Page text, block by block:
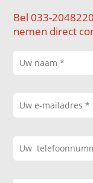
Bel 033-
nemen direct